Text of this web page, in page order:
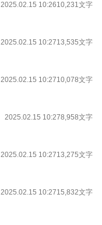
2025.02.15 10:2610,231文字
2025.02.15 10:2713,535文字
2025.02.15 10:2710,078文字
2025.02.15 10:278,958文字
2025.02.15 10:2713,275文字
2025.02.15 10:2715,832文字